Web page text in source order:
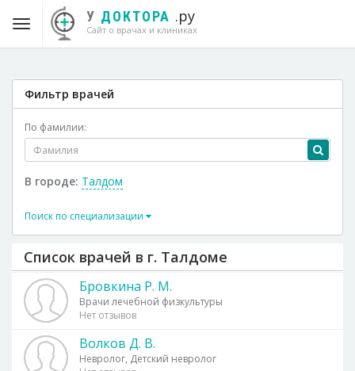
У ДОКТОРА .ру
Сайт о врачах и клиниках
Фильтр врачей
По фамилии:
В городе: Талдом
Поиск по специализации
Список врачей в г. Талдоме
Бровкина Р. М.
Врачи лечебной физкультуры
Нет отзывов
Волков Д. В.
Невролог, Детский невролог